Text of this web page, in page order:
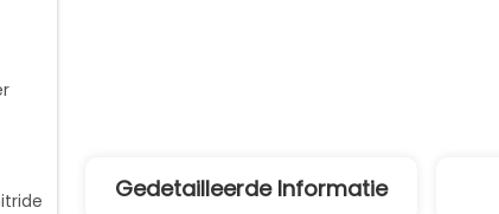
Gedetailleerde Informatie